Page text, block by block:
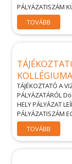
PÁLYÁZATISZÁM
TOVÁBB
TÁJÉKOZTATÓ A
PÁLYÁZATÁRÓL
HELY PÁLYÁZAT
PÁLYÁZATISZÁM
TOVÁBB